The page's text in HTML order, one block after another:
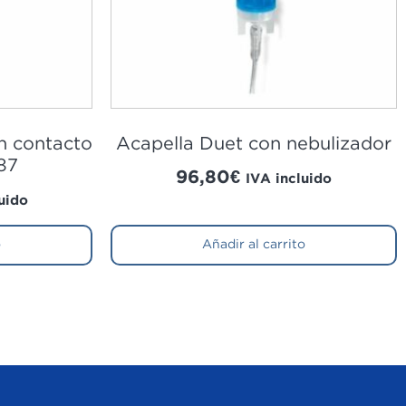
contacto
Acapella Duet con nebulizador
96,80€ IVA incluido
Añadir al carrito